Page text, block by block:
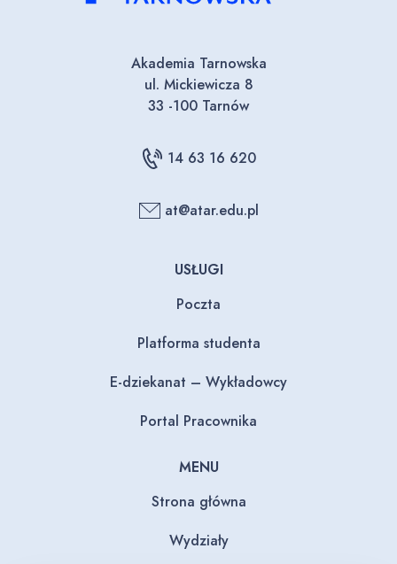
Akademia Tarnowska
ul. Mickiewicza 8
33 -100 Tarnów
14 63 16 620
at@atar.edu.pl
USŁUGI
Poczta
Platforma studenta
E-dziekanat – Wykładowcy
Portal Pracownika
MENU
Strona główna
Wydziały